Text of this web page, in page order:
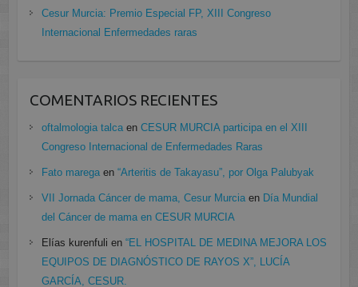
Cesur Murcia: Premio Especial FP, XIII Congreso
Internacional Enfermedades raras
COMENTARIOS RECIENTES
oftalmologia talcaen CESUR MURCIA participa en el XIII
Congreso Internacional de Enfermedades Raras
Fato maregaen “Arteritis de Takayasu”, por Olga Palubyak
VII Jornada Cáncer de mama, Cesur Murciaen Día Mundial
del Cáncer de mama en CESUR MURCIA
Elías kurenfuli en “EL HOSPITAL DE MEDINA MEJORA LOS
EQUIPOS DE DIAGNÓSTICO DE RAYOS X”, LUCÍA
GARCÍA, CESUR.